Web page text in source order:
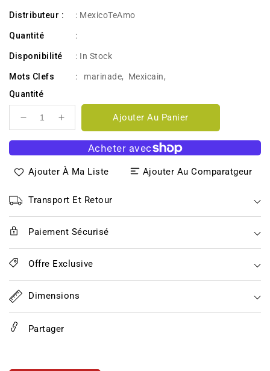
Distributeur : : MexicoTeAmo
Quantité :
Disponibilité : In Stock
Mots Clefs : marinade, Mexicain,
Quantité
Réduire
MARINADE
445g
COMALA
Augmenter
quantité
MARINADE
445g
COMALA
Ajouter Au Panier
Ajouter À Ma Liste Ajouter Au Comparatgeur
Transport Et Retour
Paiement Sécurisé
Offre Exclusive
Dimensions
Partager